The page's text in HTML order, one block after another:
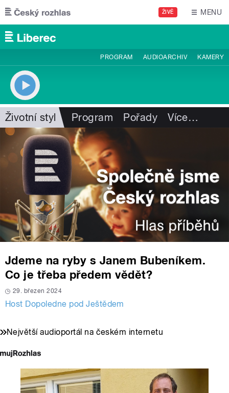
Přejít k hlavnímu obsahu
ŽIVĚ MENU
PROGRAM AUDIOARCHIV KAMERY
Životní styl Program Pořady Více…
Jdeme na ryby s Janem Bubeníkem.
Co je třeba předem vědět?
29. březen 2024
Host Dopoledne pod Ještědem
Největší audioportál na českém internetu